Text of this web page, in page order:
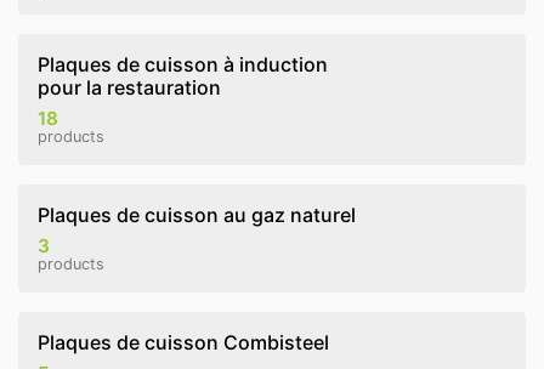
Plaques de cuisson à induction
pour la restauration
18
products
Plaques de cuisson au gaz naturel
3
products
Plaques de cuisson Combisteel